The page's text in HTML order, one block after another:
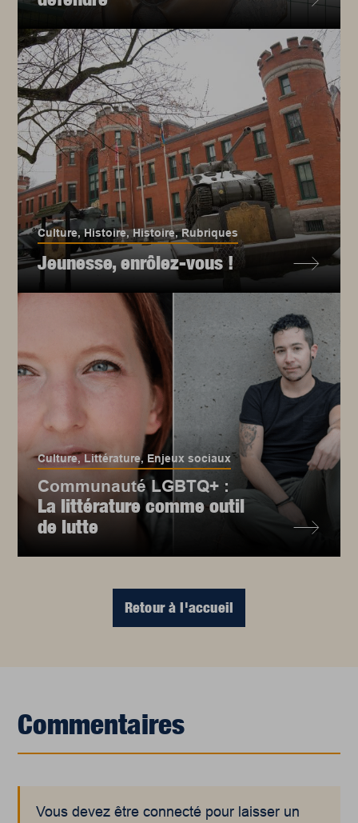
Culture,Histoire,Histoire,Rubriques
Jeunesse, enrôlez-vous !
Culture, Littérature, Enjeux sociaux
Communauté LGBTQ+ :
La littérature comme outil
de lutte
Retour à l'accueil
Commentaires
Vous devez être connecté pour laisser un